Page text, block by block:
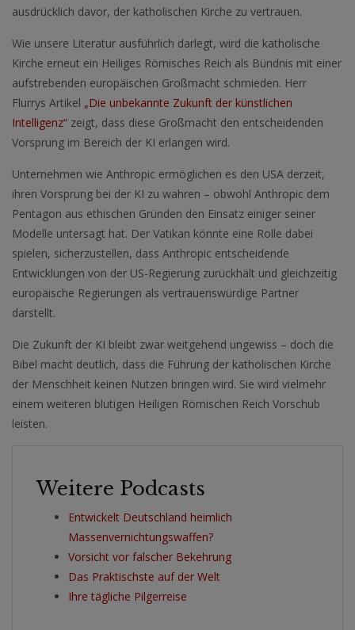
ausdrücklich davor, der katholischen Kirche zu vertrauen.
Wie unsere Literatur ausführlich darlegt, wird die katholische
Kirche erneut ein Heiliges Römisches Reich als Bündnis mit einer
aufstrebenden europäischen Großmacht schmieden. Herr
Flurrys Artikel „Die unbekannte Zukunft der künstlichen
Intelligenz“ zeigt, dass diese Großmacht den entscheidenden
Vorsprung im Bereich der KI erlangen wird.
Unternehmen wie Anthropic ermöglichen es den USA derzeit,
ihren Vorsprung bei der KI zu wahren – obwohl Anthropic dem
Pentagon aus ethischen Gründen den Einsatz einiger seiner
Modelle untersagt hat. Der Vatikan könnte eine Rolle dabei
spielen, sicherzustellen, dass Anthropic entscheidende
Entwicklungen von der US-Regierung zurückhält und gleichzeitig
europäische Regierungen als vertrauenswürdige Partner
darstellt.
Die Zukunft der KI bleibt zwar weitgehend ungewiss – doch die
Bibel macht deutlich, dass die Führung der katholischen Kirche
der Menschheit keinen Nutzen bringen wird. Sie wird vielmehr
einem weiteren blutigen Heiligen Römischen Reich Vorschub
leisten.
Weitere Podcasts
Entwickelt Deutschland heimlich
Massenvernichtungswaffen?
Vorsicht vor falscher Bekehrung
Das Praktischste auf der Welt
Ihre tägliche Pilgerreise